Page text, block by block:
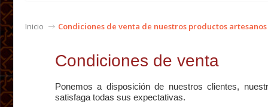
Inicio Condiciones de venta de nuestros productos artesanos
Condiciones de venta
Ponemos a disposición de nuestros clientes,
satisfaga todas sus expectativas.